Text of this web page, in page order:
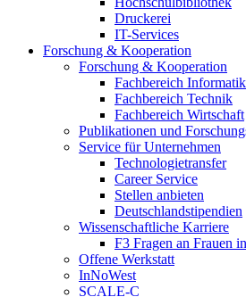
Druckerei
IT-Services
Forschung & Kooperation
Forschung & Kooperation
Fachbereich
Fachbereich Technik
Fachbereich Wirtschaft
Publikationen und
Service für Unternehmen
Technologietransfer
Career Service
Stellen anbieten
Deutschlandstipendien
Wissenschaftliche Karriere
F3 Fragen an Frauen
Offene Werkstatt
InNoWest
SCALE-C